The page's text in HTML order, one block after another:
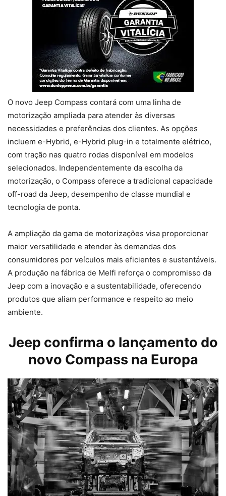
O novo Jeep Compass contará com uma linha de
motorização ampliada para atender às diversas
necessidades e preferências dos clientes. As opções
incluem e-Hybrid, e-Hybrid plug-in e totalmente elétrico,
com tração nas quatro rodas disponível em modelos
selecionados. Independentemente da escolha da
motorização, o Compass oferece a tradicional capacidade
off-road da Jeep, desempenho de classe mundial e
tecnologia de ponta.
A ampliação da gama de motorizações visa proporcionar
maior versatilidade e atender às demandas dos
consumidores por veículos mais eficientes e sustentáveis.
A produção na fábrica de Melfi reforça o compromisso da
Jeep com a inovação e a sustentabilidade, oferecendo
produtos que aliam performance e respeito ao meio
ambiente.
Jeep confirma o lançamento do
novo Compass na Europa